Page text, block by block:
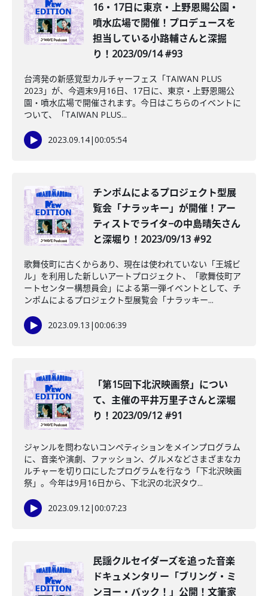
16・17日に東京・上野恩賜公園・
噴水広場で開催！プロデュースを
担当している小路輔さんと深掘
り！2023/09/14 #93
台湾発の新感覚型カルチャーフェス「TAIWAN PLUS
2023」が、今週末9月16日、17日に、東京・上野恩賜公
園・噴水広場で開催されます。今日はこちらのイベントに
ついて、「TAIWAN PLUS...
2023.09.14|00:05:54
チンポムによるプロジェクト型展
覧会「ナラッキー」が開催！アー
ティストでライタ−の中島晴矢さん
と深堀り！2023/09/13 #92
歌舞伎町に古くからあり、現在は使われていない「王城ビ
ル」を利用した新しいアートプロジェクト、「歌舞伎町ア
ートセンター構想員会」による第一弾イベントとして、チ
ンポムによるプロジェクト型展覧会「ナラッキー...
2023.09.13 |00:06:39
「第15回下北沢映画祭」につい
て、主催の平井万里子さんと深堀
り！2023/09/12 #91
ジャンルを問わないコンペティションをメインプログラム
に、音楽や演劇、ファッション、グルメなどさまざまなカ
ルチャーを切り口にしたプログラムを行なう「下北沢映画
祭」。今年は9月16日から、下北沢の北沢タウ...
2023.09.12|00:07:23
民謡クルセイダーズを追った音楽
ドキュメンタリー「ブリング・ミ
ンヨー・バック！」公開！文筆家